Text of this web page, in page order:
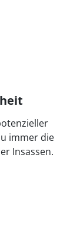
immer die
Insassen.